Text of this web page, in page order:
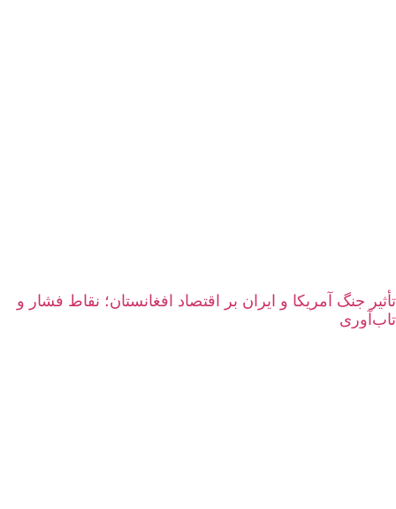
تأثیر جنگ آمریکا و ایران بر اقتصاد افغانستان؛ نقاط فشار و
تاب‌آوری